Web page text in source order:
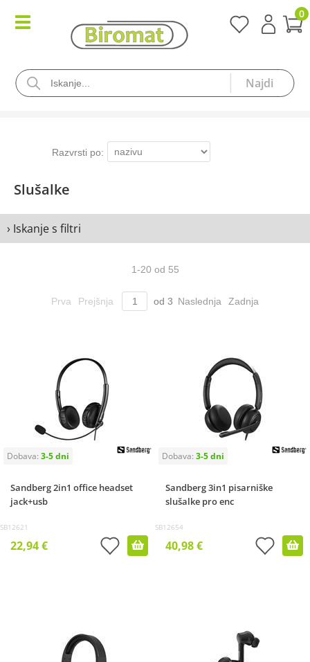
0
Slušalke
› Iskanje s filtri
1-20 od 55
Prva Prejšnja od 3 Naslednja Zadnja
Sandberg 2in1 office headset
jack+usb
SB12621
22,94 €
Sandberg 3in1 pisarniške
slušalke pro enc
SB12654
40,98 €